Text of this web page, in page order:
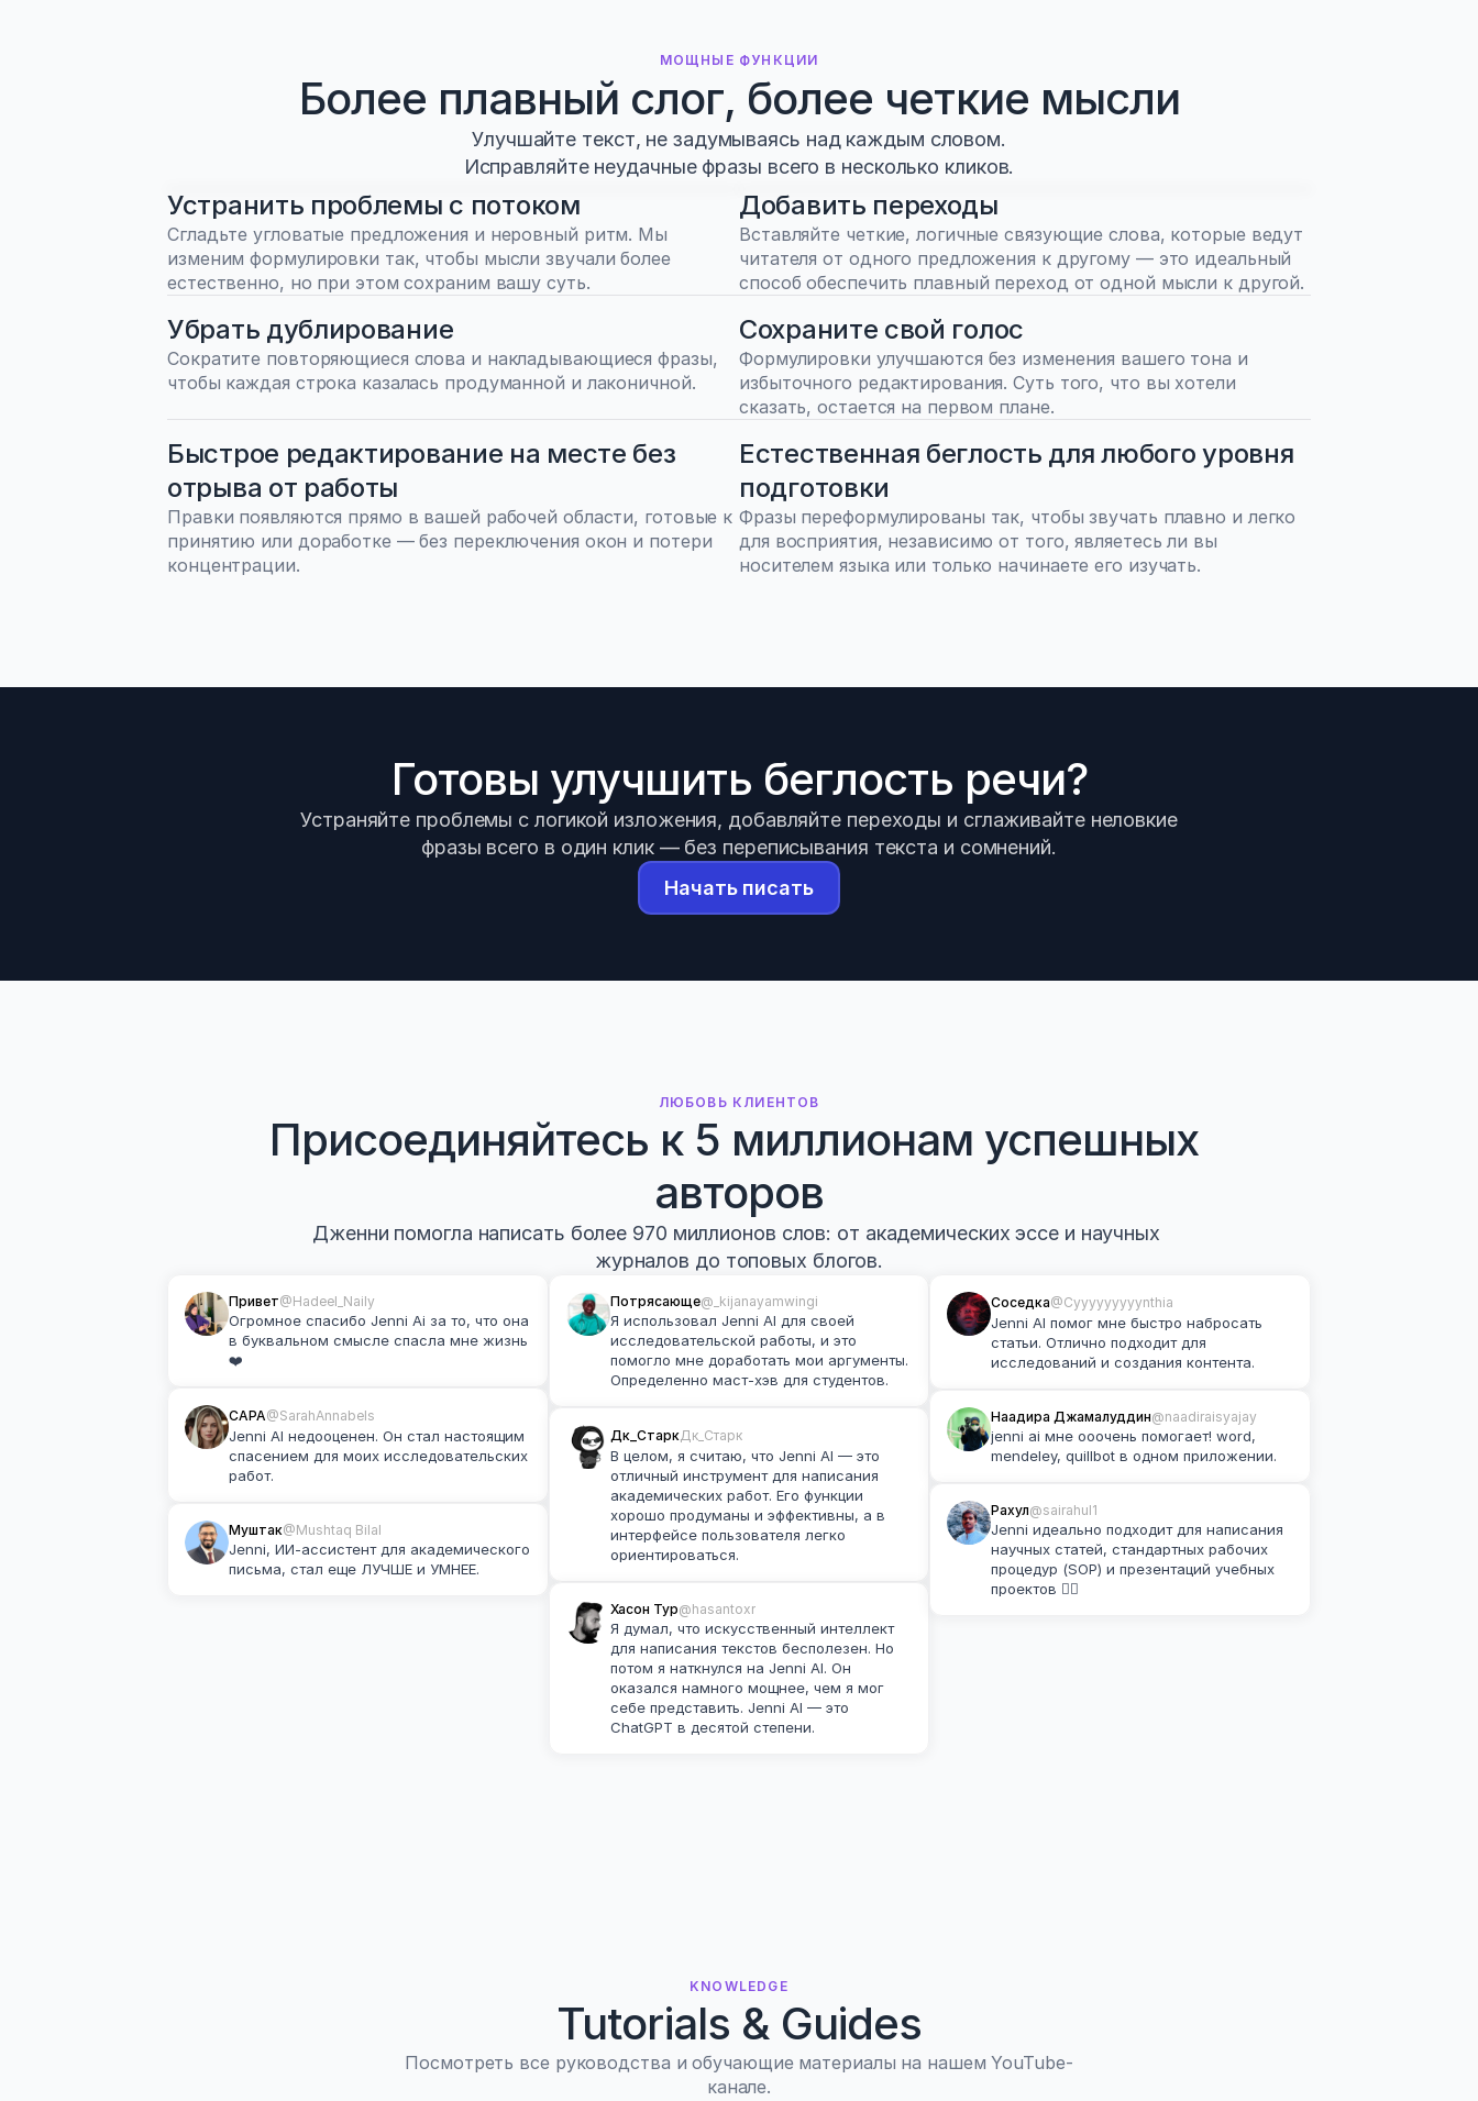
МОЩНЫЕ ФУНКЦИИ
Более плавный слог, более четкие мысли
Улучшайте текст, не задумываясь над каждым словом.
Исправляйте неудачные фразы всего в несколько кликов.
Устранить проблемы с потоком
Сгладьте угловатые предложения и неровный ритм. Мы
изменим формулировки так, чтобы мысли звучали более
естественно, но при этом сохраним вашу суть.
Добавить переходы
Вставляйте четкие, логичные связующие слова, которые ведут
читателя от одного предложения к другому — это идеальный
способ обеспечить плавный переход от одной мысли к другой.
Убрать дублирование
Сократите повторяющиеся слова и накладывающиеся фразы,
чтобы каждая строка казалась продуманной и лаконичной.
Сохраните свой голос
Формулировки улучшаются без изменения вашего тона и
избыточного редактирования. Суть того, что вы хотели
сказать, остается на первом плане.
Быстрое редактирование на месте без
отрыва от работы
Правки появляются прямо в вашей рабочей области, готовые к
принятию или доработке — без переключения окон и потери
концентрации.
Естественная беглость для любого уровня
подготовки
Фразы переформулированы так, чтобы звучать плавно и легко
для восприятия, независимо от того, являетесь ли вы
носителем языка или только начинаете его изучать.
Готовы улучшить беглость речи?
Устраняйте проблемы с логикой изложения, добавляйте переходы и сглаживайте неловкие
фразы всего в один клик — без переписывания текста и сомнений.
Начать писать
ЛЮБОВЬ КЛИЕНТОВ
Присоединяйтесь к 5 миллионам успешных
авторов
Дженни помогла написать более 970 миллионов слов: от академических эссе и научных
журналов до топовых блогов.
Привет@Hadeel_Naily
Огромное спасибо Jenni Ai за то, что она
в буквальном смысле спасла мне жизнь
❤️
САРА@SarahAnnabels
Jenni AI недооценен. Он стал настоящим
спасением для моих исследовательских
работ.
Муштак@Mushtaq Bilal
Jenni, ИИ-ассистент для академического
письма, стал еще ЛУЧШЕ и УМНЕЕ.
Потрясающе@_kijanayamwingi
Я использовал Jenni AI для своей
исследовательской работы, и это
помогло мне доработать мои аргументы.
Определенно маст-хэв для студентов.
Дк_СтаркДк_Старк
В целом, я считаю, что Jenni AI — это
отличный инструмент для написания
академических работ. Его функции
хорошо продуманы и эффективны, а в
интерфейсе пользователя легко
ориентироваться.
Хасон Тур@hasantoxr
Я думал, что искусственный интеллект
для написания текстов бесполезен. Но
потом я наткнулся на Jenni AI. Он
оказался намного мощнее, чем я мог
себе представить. Jenni AI — это
ChatGPT в десятой степени.
Соседка@Cyyyyyyyyynthia
Jenni AI помог мне быстро набросать
статьи. Отлично подходит для
исследований и создания контента.
Наадира Джамалуддин@naadiraisyajay
jenni ai мне ооочень помогает! word,
mendeley, quillbot в одном приложении.
Рахул@sairahul1
Jenni идеально подходит для написания
научных статей, стандартных рабочих
процедур (SOP) и презентаций учебных
проектов 👌🏽
KNOWLEDGE
Tutorials & Guides
Посмотреть все руководства и обучающие материалы на нашем YouTube-
канале.